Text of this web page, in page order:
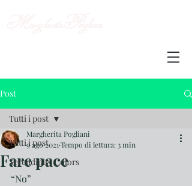
Post
Tutti i post
Serendipity Colors
Tutti i post
Fare pace
Margherita Pogliani
9 ago 2021 Tempo di lettura: 3 min
“No”